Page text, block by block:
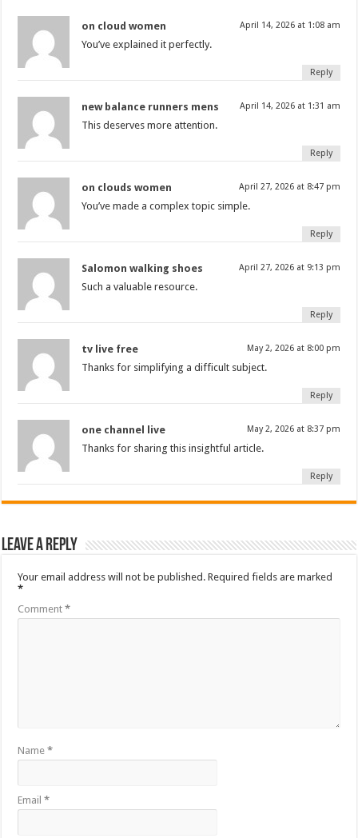
on cloud women April 14, 2026 at 1:08 am
You’ve explained it perfectly.
Reply
new balance runners mens April 14, 2026 at 1:31 am
This deserves more attention.
Reply
on clouds women April 27, 2026 at 8:47 pm
You’ve made a complex topic simple.
Reply
Salomon walking shoes April 27, 2026 at 9:13 pm
Such a valuable resource.
Reply
tv live free May 2, 2026 at 8:00 pm
Thanks for simplifying a difficult subject.
Reply
one channel live May 2, 2026 at 8:37 pm
Thanks for sharing this insightful article.
Reply
Leave a Reply
Your email address will not be published. Required fields are marked
*
Comment*
Name*
Email*